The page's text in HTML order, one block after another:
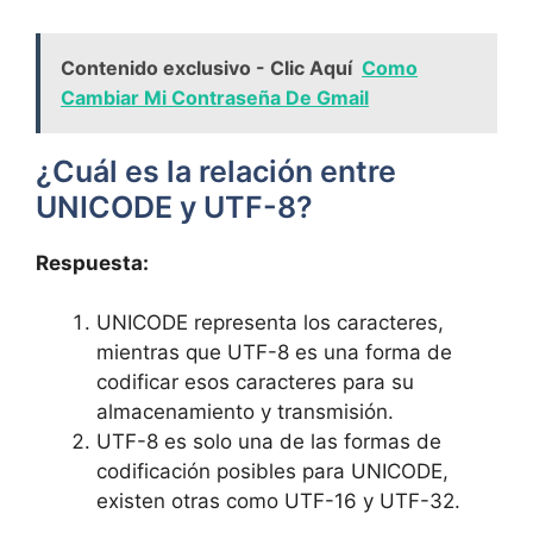
Contenido exclusivo - Clic Aquí Como
Cambiar Mi Contraseña De Gmail
¿Cuál es la⁢ relación entre
UNICODE y UTF-8?
Respuesta:
UNICODE ⁢representa los caracteres,
mientras que UTF-8 es​ una forma de
codificar esos caracteres⁣ para su
almacenamiento y transmisión.
UTF-8 es⁢ solo una​ de las formas ⁣de
codificación‌ posibles para UNICODE,
existen otras como UTF-16 y UTF-32.